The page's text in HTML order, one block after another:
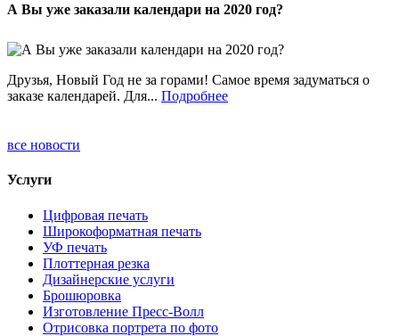
А Вы уже заказали календари на 2020 год?
Друзья, Новый Год не за горами! Самое время задуматься о
заказе календарей. Для... Подробнее
все новости
Услуги
Цифровая печать
Широкоформатная печать
УФ печать
Плоттерная резка
Дизайнерские услуги
Брошюровка
Изготовление Пресс-Волл
Отрисовка портрета по фото